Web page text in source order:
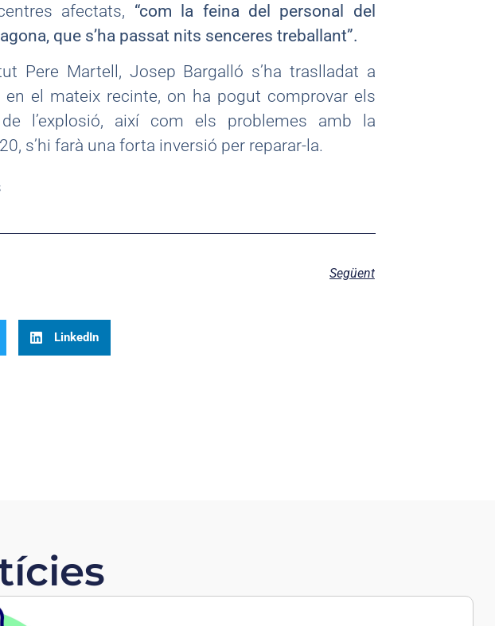
afectats, “com la feina del personal del
que s’ha passat nits senceres treballant”.
Pere Martell, Josep Bargalló s’ha traslladat a
en el mateix recinte, on ha pogut comprovar els
l’explosió, així com els problemes amb la
s’hi farà una forta inversió per reparar-la.
Següent
LinkedIn